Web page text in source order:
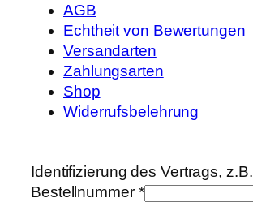
AGB
Echtheit von Bewertungen
Versandarten
Zahlungsarten
Shop
Widerrufsbelehrung
Identifizierung des Vertrags, z.B.
Bestellnummer *